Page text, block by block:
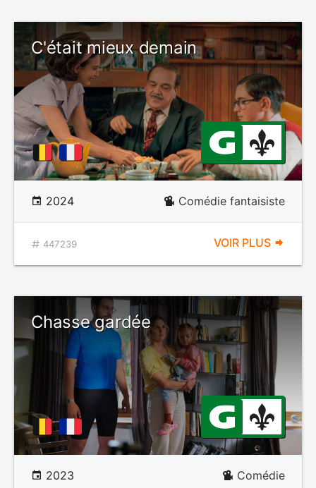
C'était mieux demain
2024 Comédie fantaisiste
447239 VOIR PLUS
Chasse gardée
2023 Comédie